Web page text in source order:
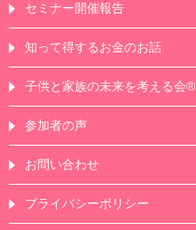
セミナー開催報告
知って得するお金のお話
子供と家族の未来を考える会®
参加者の声
お問い合わせ
プライバシーポリシー